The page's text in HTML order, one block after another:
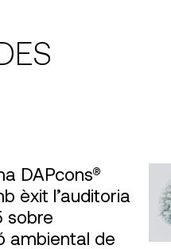
DAPcons®
èxit l’auditoria
sobre
ambiental de